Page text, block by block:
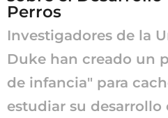
Perros
Investigadores de la
Duke han creado un
de infancia" para
estudiar su